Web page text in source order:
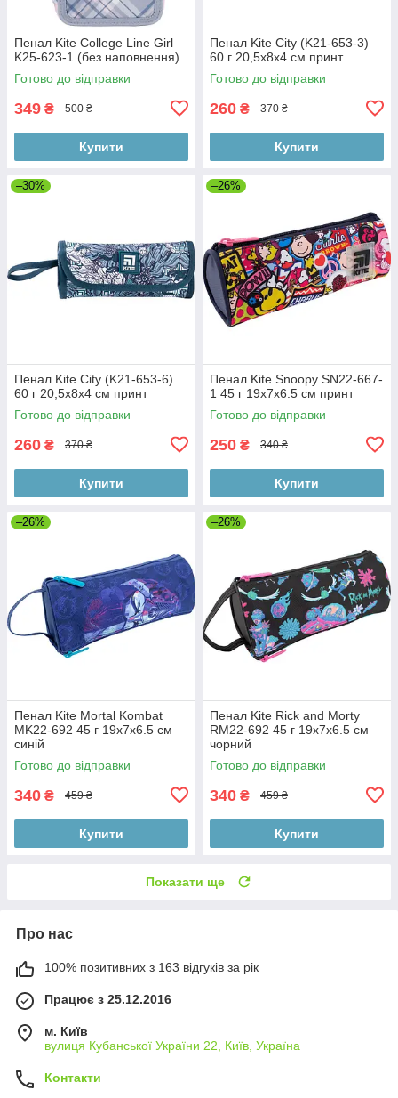
Пенал Kite College Line Girl
K25-623-1 (без наповнення)
Готово до відправки
349 ₴ 500 ₴
Купити
Пенал Kite City (K21-653-3)
60 г 20,5x8x4 см принт
Готово до відправки
260 ₴ 370 ₴
Купити
–30%
Пенал Kite City (K21-653-6)
60 г 20,5x8x4 см принт
Готово до відправки
260 ₴ 370 ₴
Купити
–26%
Пенал Kite Snoopy SN22-667-
1 45 г 19х7х6.5 см принт
Готово до відправки
250 ₴ 340 ₴
Купити
–26%
Пенал Kite Mortal Kombat
MK22-692 45 г 19х7х6.5 см
синій
Готово до відправки
340 ₴ 459 ₴
Купити
–26%
Пенал Kite Rick and Morty
RM22-692 45 г 19х7х6.5 см
чорний
Готово до відправки
340 ₴ 459 ₴
Купити
Показати ще
Про нас
100% позитивних з 163 відгуків за рік
Працює з 25.12.2016
м. Київ
вулиця Кубанської України 22, Київ, Україна
Контакти